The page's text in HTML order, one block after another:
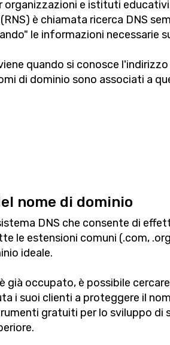
organizzazioni e istituti
è chiamata ricerca DNS
le informazioni necessarie
quando si conosce
di dominio sono associati a
nome di dominio
DNS che consente di
le estensioni comuni (.com,
ideale.
già occupato, è possibile
i suoi clienti a proteggere il
gratuiti per lo sviluppo di